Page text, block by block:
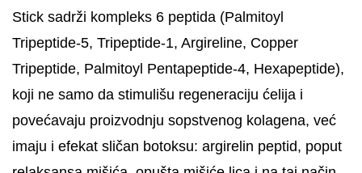
Stick sadrži kompleks 6 peptida (Palmitoyl
Tripeptide-5, Tripeptide-1, Argireline, Copper
Tripeptide, Palmitoyl Pentapeptide-4, Hexapeptide),
koji ne samo da stimulišu regeneraciju ćelija i
povećavaju proizvodnju sopstvenog kolagena, već
imaju i efekat sličan botoksu: argirelin peptid, poput